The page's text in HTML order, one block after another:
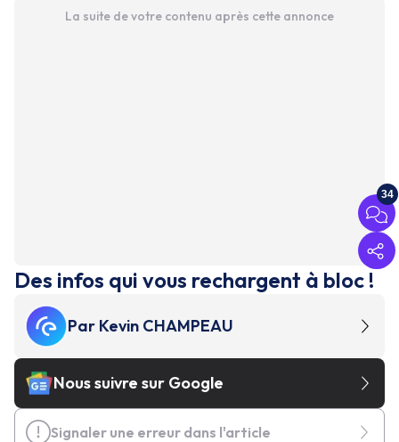
La suite de votre contenu après cette annonce
34
Des infos qui vous rechargent à bloc !
Par Kevin CHAMPEAU
Nous suivre sur Google
Signaler une erreur dans l'article